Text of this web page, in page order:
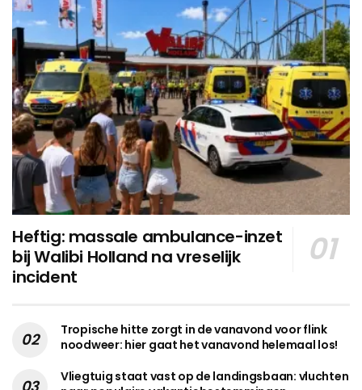
Heftig: massale ambulance-inzet
bij Walibi Holland na vreselijk
incident
Tropische hitte zorgt in de vanavond voor flink
noodweer: hier gaat het vanavond helemaal los!
Vliegtuig staat vast op de landingsbaan: vluchten